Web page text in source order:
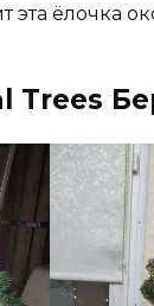
эта ёлочка
Trees